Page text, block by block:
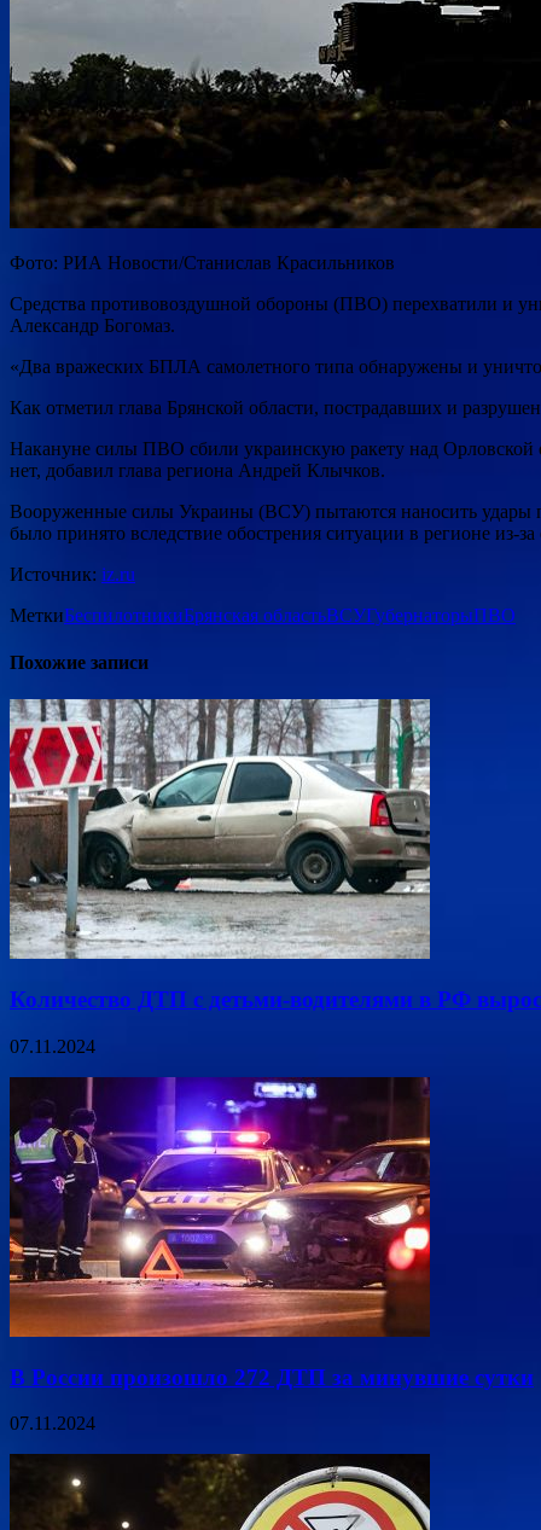
Фото: РИА Новости/Станислав Красильников
Средства противовоздушной обороны (ПВО) перехватили и
Александр Богомаз.
«Два вражеских БПЛА самолетного типа обнаружены и
Как отметил глава Брянской области, пострадавших и
Накануне силы ПВО сбили украинскую ракету над Орловской
нет, добавил глава региона Андрей Клычков.
Вооруженные силы Украины (ВСУ) пытаются наносить удары
было принято вследствие обострения ситуации в регионе из-
Источник: iz.ru
МеткиБеспилотникиБрянская областьВСУГубернаторыПВО
Похожие записи
Количество ДТП с детьми-водителями в РФ
07.11.2024
В России произошло 272 ДТП за минувшие сутки
07.11.2024